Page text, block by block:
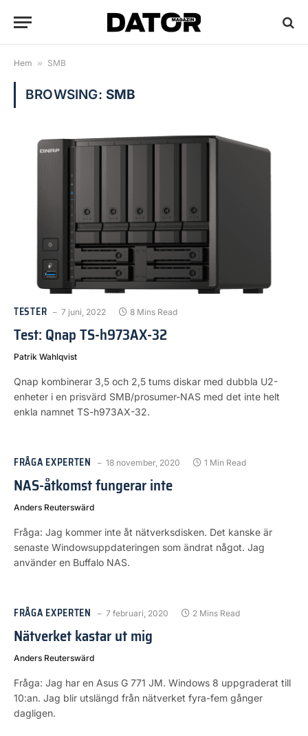
Hem » SMB
BROWSING: SMB
TESTER 7 juni, 2022 8 Mins Read
Test: Qnap TS-h973AX-32
Patrik Wahlqvist
Qnap kombinerar 3,5 och 2,5 tums diskar med dubbla U2-
enheter i en prisvärd SMB/prosumer-NAS med det inte helt
enkla namnet TS-h973AX-32.
FRÅGA EXPERTEN 18 november, 2020 1 Min Read
NAS-åtkomst fungerar inte
Anders Reuterswärd
Fråga: Jag kommer inte åt nätverksdisken. Det kanske är
senaste Windowsuppdateringen som ändrat något. Jag
använder en Buffalo NAS.
FRÅGA EXPERTEN 7 februari, 2020 2 Mins Read
Nätverket kastar ut mig
Anders Reuterswärd
Fråga: Jag har en Asus G 771 JM. Windows 8 uppgraderat till
10:an. Jag blir utslängd från nätverket fyra-fem gånger
dagligen.